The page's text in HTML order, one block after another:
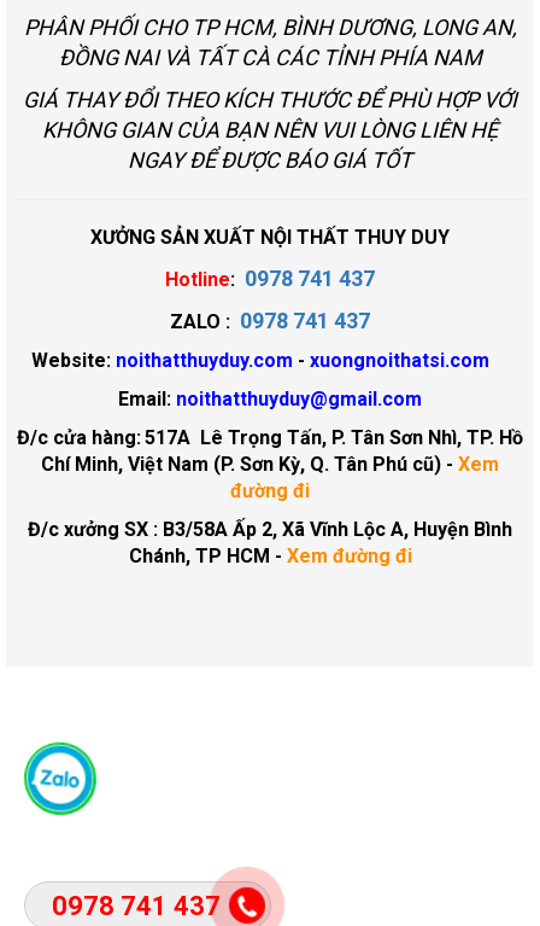
PHÂN PHỐI CHO TP HCM, BÌNH DƯƠNG, LONG AN,
ĐỒNG NAI VÀ TẤT CÀ CÁC TỈNH PHÍA NAM
GIÁ THAY ĐỔI THEO KÍCH THƯỚC ĐỂ PHÙ HỢP VỚI
KHÔNG GIAN CỦA BẠN NÊN VUI LÒNG LIÊN HỆ
NGAY ĐỂ ĐƯỢC BÁO GIÁ TỐT
XƯỞNG SẢN XUẤT NỘI THẤT THUY DUY
Hotline: 0978 741 437
ZALO : 0978 741 437
Website: noithatthuyduy.com - xuongnoithatsi.com
Email: noithatthuyduy@gmail.com
Đ/c cửa hàng:517A Lê Trọng Tấn, P. Tân Sơn Nhì, TP. Hồ
Chí Minh, Việt Nam (P. Sơn Kỳ, Q. Tân Phú cũ) - Xem
đường đi
Đ/c xưởng SX : B3/58A Ấp 2, Xã Vĩnh Lộc A, Huyện Bình
Chánh, TP HCM - Xem đường đi
0978 741 437